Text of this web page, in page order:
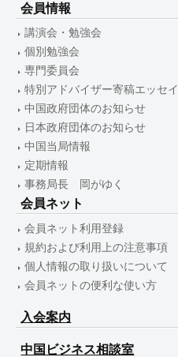
会員情報
講演会・勉強会
個別勉強会
専門委員会
特別アドバイザー寄稿エッセイ
中国政府団体のお知らせ
日本政府団体のお知らせ
中国当局情報
定期情報
事務局長 岡がゆく
会員ネット
会員ネット利用登録
規約および利用上の注意事項
個人情報の取り扱いについて
会員ネットの便利な使い方
入会案内
中国ビジネス相談室